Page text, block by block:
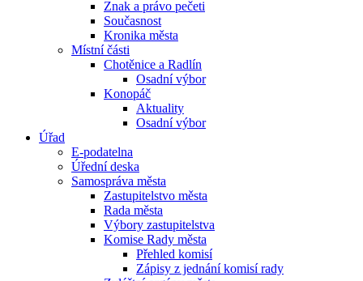
Znak a právo pečeti
Současnost
Kronika města
Místní části
Chotěnice a Radlín
Osadní výbor
Konopáč
Aktuality
Osadní výbor
Úřad
E-podatelna
Úřední deska
Samospráva města
Zastupitelstvo města
Rada města
Výbory zastupitelstva
Komise Rady města
Přehled komisí
Zápisy z jednání komisí rady